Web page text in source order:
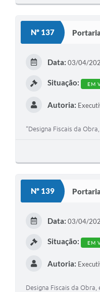
Nº 137
Data: 03/04/
Situação: EM
Autoria:
“Designa Fiscais da
Nº 139
Data: 03/04/
Situação: EM
Autoria:
Designa Fiscais da